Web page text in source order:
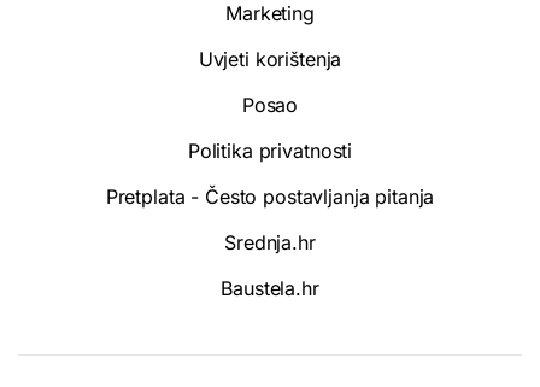
Marketing
Uvjeti korištenja
Posao
Politika privatnosti
Pretplata - Često postavljanja pitanja
Srednja.hr
Baustela.hr